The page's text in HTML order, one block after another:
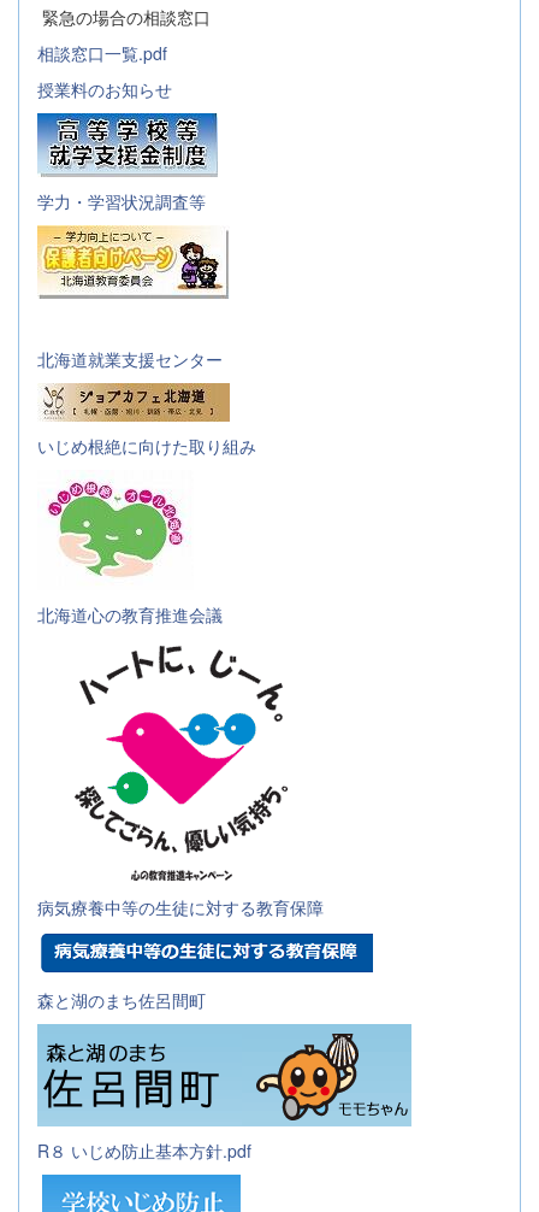
緊急の場合の相談窓口
相談窓口一覧.pdf
授業料のお知らせ
学力・学習状況調査等
北海道就業支援センター
いじめ根絶に向けた取り組み
北海道心の教育推進会議
病気療養中等の生徒に対する教育保障
森と湖のまち佐呂間町
R８ いじめ防止基本方針.pdf